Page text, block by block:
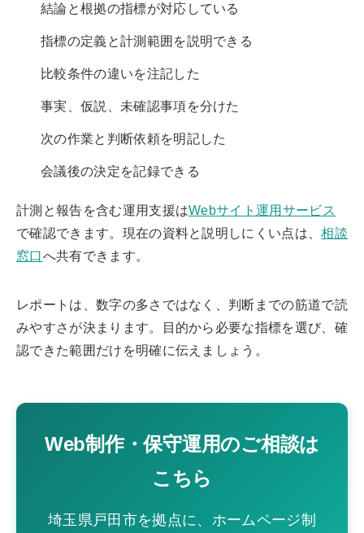
結論と根拠の指標が対応している
指標の定義と計測範囲を説明できる
比較条件の違いを注記した
事実、仮説、未確認事項を分けた
次の作業と判断依頼を明記した
会議後の決定を記録できる
計測と報告を含む運用支援はWebサイト運用サービス
で確認できます。現在の資料と説明しにくい点は、相談
窓口へ共有できます。
レポートは、数字の多さではなく、判断までの筋道で読
みやすさが決まります。目的から必要な指標を選び、確
認できた範囲だけを明確に伝えましょう。
Web制作・保守運用のご相談は
こちら
埼玉県戸田市を拠点に、ホームページ制